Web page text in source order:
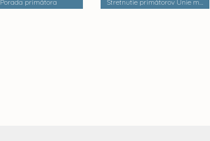
Porada primátora Stretnutie primátorov Únie miest Slovenska